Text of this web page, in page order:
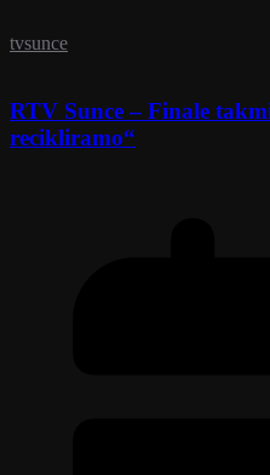
tvsunce
RTV Sunce – Finale
recikliramo“